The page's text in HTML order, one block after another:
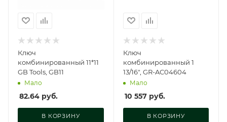
Ключ
комбинированный 11*11
GB Tools, GB11
Мало
82.64 руб.
В КОРЗИНУ
Ключ
комбинированный 1
13/16", GR-AC04604
Мало
10 557руб.
В КОРЗИНУ